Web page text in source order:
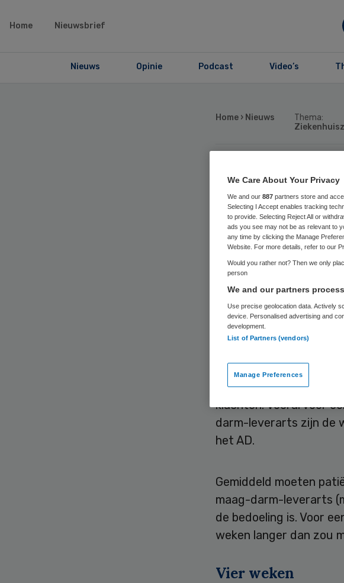
Home Nieuwsbrief
Nieuws Opinie Podcast Video’s
Home › Nieuws
Thema:
Skipr Redactie
Door een tekort aan
klachten. Vooral voor
darm-leverarts zijn de
het AD.
Gemiddeld moeten
maag-darm-leverarts
de bedoeling is. Voor
weken langer dan zou
Vier weken
We Care About Your Privacy
We and our 887 partners store and
Selecting I Accept enables tracking
to provide. Selecting Reject All or
ads you see may not be as relevant to
any time by clicking the Manage
Website. For more details, refer to our
Would you rather not? Then we only
person
We and our partners
Use precise geolocation data. Actively
device. Personalised advertising and
development.
List of Partners (vendors)
Manage Preferences